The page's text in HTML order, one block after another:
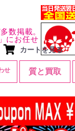
数掲載。
にお任せ
カートを見る
せ 質と買取